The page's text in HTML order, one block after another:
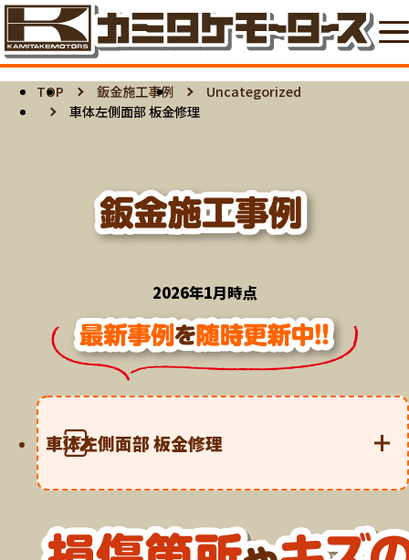
TOP 鈑金施工事例
Uncategorized
車体左側面部 板金修理
2026年1月時点
車体左側面部 板金修理